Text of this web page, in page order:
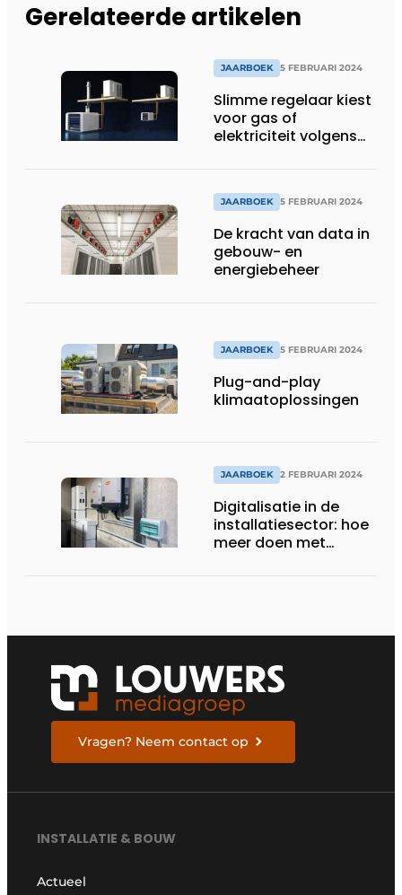
Gerelateerde artikelen
JAARBOEK 5 FEBRUARI 2024
Slimme regelaar kiest
voor gas of
elektriciteit volgens
JAARBOEK 5 FEBRUARI 2024
De kracht van data in
gebouw- en
energiebeheer
JAARBOEK 5 FEBRUARI 2024
Plug-and-play
klimaatoplossingen
JAARBOEK 2 FEBRUARI 2024
Digitalisatie in de
installatiesector: hoe
meer doen met
Vragen? Neem contact op
INSTALLATIE & BOUW
Actueel